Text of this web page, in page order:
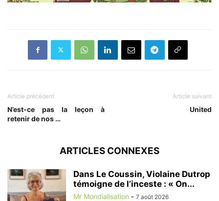
Article précédent
N’est-ce pas la leçon à
retenir de nos …
Article suivant
United
ARTICLES CONNEXES
Dans Le Coussin, Violaine Dutrop
témoigne de l’inceste : « On...
Mr Mondialisation - 7 août 2026